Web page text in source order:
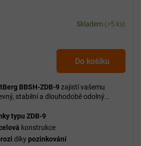
Skladem (>5 ks)
Do košíku
BBSH-ZDB-9zajistí vašemu
stabilní a dlouhodobě odolný
typu ZDB-9
konstrukce
díky pozinkování